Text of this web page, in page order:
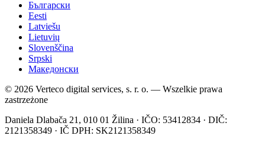
Български
Eesti
Latviešu
Lietuvių
Slovenščina
Srpski
Македонски
© 2026 Verteco digital services, s. r. o. — Wszelkie prawa
zastrzeżone
Daniela Dlabača 21, 010 01 Žilina · IČO: 53412834 · DIČ:
2121358349 · IČ DPH: SK2121358349